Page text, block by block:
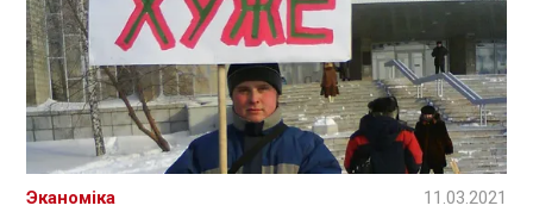
Эканоміка 11.03.2021